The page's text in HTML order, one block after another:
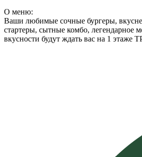
О меню:
Ваши любимые сочные бургеры,
стартеры, сытные комбо, легендарное
вкусности будут ждать вас на 1 этаже